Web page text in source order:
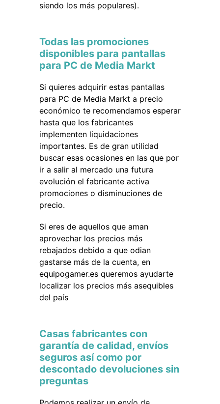
siendo los más populares).
Todas las promociones
disponibles para pantallas
para PC de Media Markt
Si quieres adquirir estas pantallas
para PC de Media Markt a precio
económico te recomendamos esperar
hasta que los fabricantes
implementen liquidaciones
importantes. Es de gran utilidad
buscar esas ocasiones en las que por
ir a salir al mercado una futura
evolución el fabricante activa
promociones o disminuciones de
precio.
Si eres de aquellos que aman
aprovechar los precios más
rebajados debido a que odian
gastarse más de la cuenta, en
equipogamer.es queremos ayudarte
localizar los precios más asequibles
del país
Casas fabricantes con
garantía de calidad, envíos
seguros así como por
descontado devoluciones sin
preguntas